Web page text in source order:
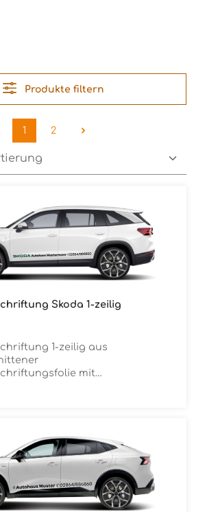
Produkte filtern
Seite
1
Seite
2
Skoda 1-zeilig
1-zeilig aus
mit
Inclusive MarkenlogoDie